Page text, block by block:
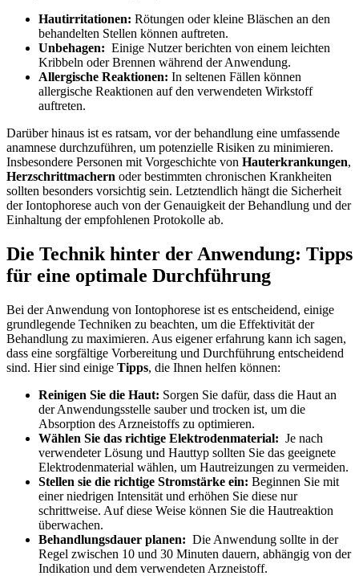
Hautirritationen: Rötungen oder​ kleine Bläschen​ an den
behandelten Stellen können auftreten.
Unbehagen: ‍ Einige‌ Nutzer berichten​ von einem ​leichten
‍Kribbeln oder Brennen während der Anwendung.
Allergische Reaktionen: In ⁣seltenen Fällen ⁢können
allergische Reaktionen auf den ⁤verwendeten Wirkstoff
auftreten.
Darüber hinaus ist es ratsam, vor ⁢der behandlung eine umfassende‍
anamnese durchzuführen, um potenzielle ⁢Risiken zu minimieren.
Insbesondere Personen mit Vorgeschichte von Hauterkrankungen,
Herzschrittmachern oder bestimmten chronischen Krankheiten​
sollten besonders vorsichtig ⁤sein. Letztendlich hängt die Sicherheit
der Iontophorese ‌auch von der Genauigkeit der Behandlung und der
Einhaltung ⁣der empfohlenen Protokolle ab.
Die Technik hinter der Anwendung: Tipps
für eine​ optimale​ Durchführung
Bei ⁢der Anwendung von Iontophorese ist⁢ es entscheidend, einige
‌grundlegende Techniken⁣ zu beachten, ⁣um die⁣ Effektivität der
Behandlung zu maximieren. ⁢Aus eigener erfahrung kann ich sagen,
dass eine sorgfältige Vorbereitung und Durchführung entscheidend
sind. ‍Hier sind⁣ einige Tipps, ‍die Ihnen helfen können:
Reinigen Sie ‌die Haut: Sorgen Sie dafür, dass die ⁣Haut ⁣an‌
der ⁤Anwendungsstelle‌ sauber und ‍trocken ist, um die ​
Absorption des Arzneistoffs zu optimieren.
Wählen Sie das richtige⁤ Elektrodenmaterial: ⁢ Je nach‍
verwendeter Lösung und ​Hauttyp sollten Sie das geeignete
Elektrodenmaterial wählen, um ⁤Hautreizungen⁣ zu vermeiden.
Stellen sie die richtige Stromstärke ⁣ein: Beginnen Sie⁢ mit
einer niedrigen ⁢Intensität und erhöhen ‍Sie diese nur
schrittweise. Auf diese‌ Weise können ​Sie ⁣die Hautreaktion
überwachen.
Behandlungsdauer ‌planen: ⁢ Die ​Anwendung sollte in ⁢der
Regel‌ zwischen 10 und 30⁣ Minuten dauern, abhängig von der
Indikation‌ und dem​ verwendeten Arzneistoff.